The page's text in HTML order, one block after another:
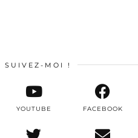
SUIVEZ-MOI !
FACEBOOK
YOUTUBE